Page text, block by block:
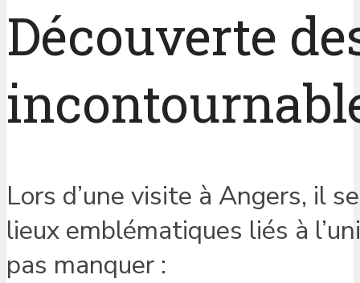
Découverte
Lors d’une visite à Angers, il
lieux emblématiques liés à
pas manquer :